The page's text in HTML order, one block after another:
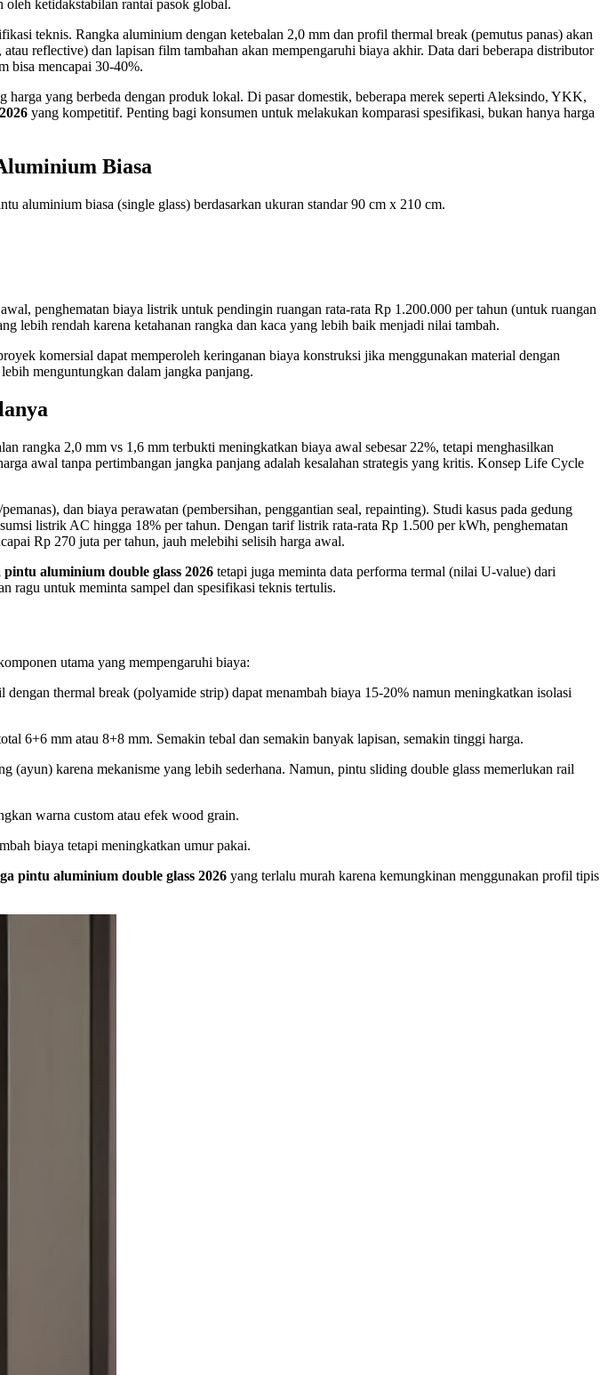
ketidakstabilan rantai pasok global.
teknis. Rangka aluminium dengan ketebalan 2,0 mm dan profil thermal break (pemutus panas) akan
reflective) dan lapisan film tambahan akan mempengaruhi biaya akhir. Data dari beberapa distributor
bisa mencapai 30-40%.
yang berbeda dengan produk lokal. Di pasar domestik, beberapa merek seperti Aleksindo, YKK,
yang kompetitif. Penting bagi konsumen untuk melakukan komparasi spesifikasi, bukan hanya harga
Biasa
aluminium biasa (single glass) berdasarkan ukuran standar 90 cm x 210 cm.
penghematan biaya listrik untuk pendingin ruangan rata-rata Rp 1.200.000 per tahun (untuk ruangan
lebih rendah karena ketahanan rangka dan kaca yang lebih baik menjadi nilai tambah.
komersial dapat memperoleh keringanan biaya konstruksi jika menggunakan material dengan
menguntungkan dalam jangka panjang.
rangka 2,0 mm vs 1,6 mm terbukti meningkatkan biaya awal sebesar 22%, tetapi menghasilkan
awal tanpa pertimbangan jangka panjang adalah kesalahan strategis yang kritis. Konsep Life Cycle
dan biaya perawatan (pembersihan, penggantian seal, repainting). Studi kasus pada gedung
listrik AC hingga 18% per tahun. Dengan tarif listrik rata-rata Rp 1.500 per kWh, penghematan
Rp 270 juta per tahun, jauh melebihi selisih harga awal.
pintu aluminium double glass 2026 tetapi juga meminta data performa termal (nilai U-value) dari
ragu untuk meminta sampel dan spesifikasi teknis tertulis.
utama yang mempengaruhi biaya:
thermal break (polyamide strip) dapat menambah biaya 15-20% namun meningkatkan isolasi
6+6 mm atau 8+8 mm. Semakin tebal dan semakin banyak lapisan, semakin tinggi harga.
karena mekanisme yang lebih sederhana. Namun, pintu sliding double glass memerlukan rail
warna custom atau efek wood grain.
biaya tetapi meningkatkan umur pakai.
pintu aluminium double glass 2026 yang terlalu murah karena kemungkinan menggunakan profil tipis